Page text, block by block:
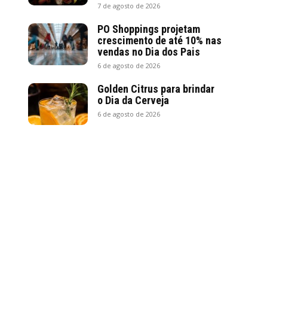
7 de agosto de 2026
PO Shoppings projetam
crescimento de até 10% nas
vendas no Dia dos Pais
6 de agosto de 2026
Golden Citrus para brindar
o Dia da Cerveja
6 de agosto de 2026